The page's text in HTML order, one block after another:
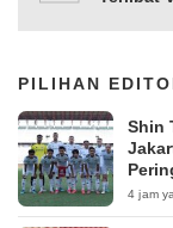
PILIHAN
Shin
4 jam